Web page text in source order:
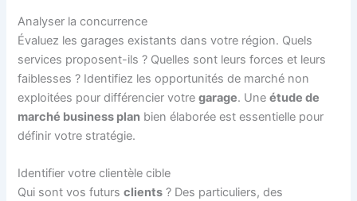
Analyser la concurrence
Évaluez les garages existants dans votre région. Quels
services proposent-ils ? Quelles sont leurs forces et leurs
faiblesses ? Identifiez les opportunités de marché non
exploitées pour différencier votregarage. Uneétude de
marché business plan bien élaborée est essentielle pour
définir votre stratégie.
Identifier votre clientèle cible
Qui sont vos futursclients ? Des particuliers, des